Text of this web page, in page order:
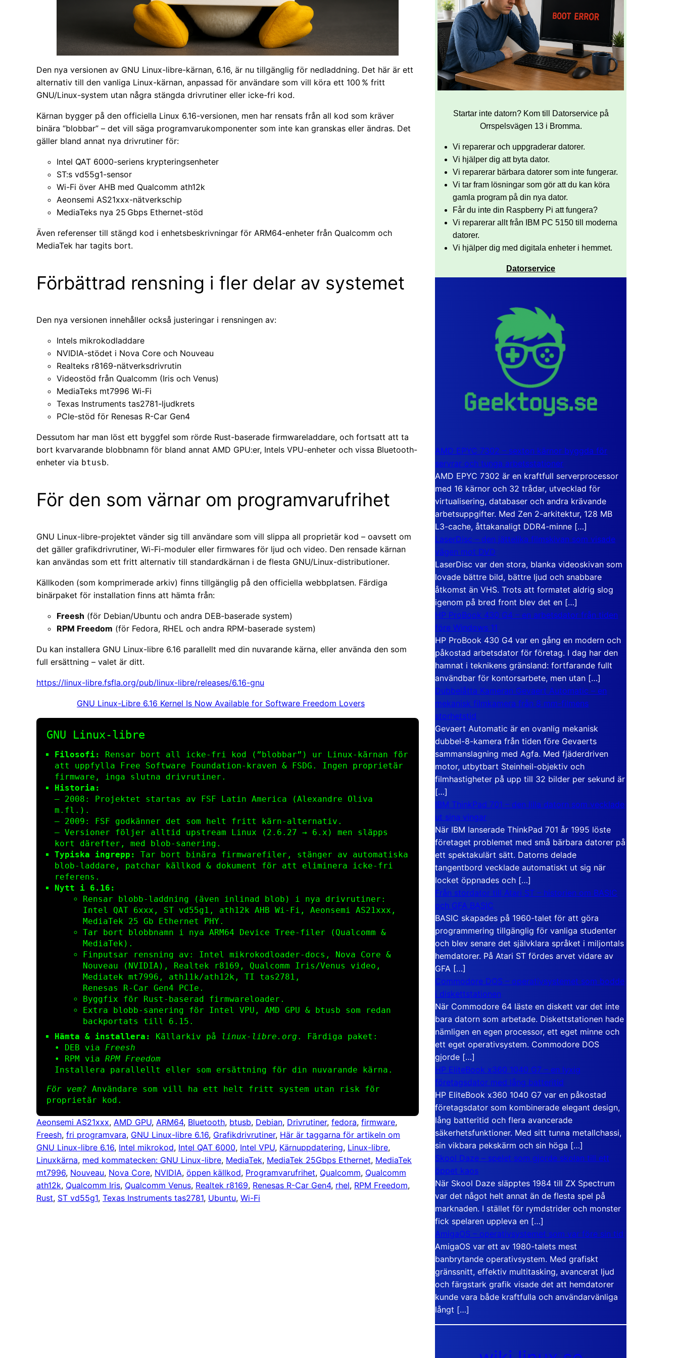
Den nya versionen av GNU Linux-libre-kärnan, 6.16, är nu tillgänglig för nedladdning. Det här är ett
alternativ till den vanliga Linux-kärnan, anpassad för användare som vill köra ett 100 % fritt
GNU/Linux-system utan några stängda drivrutiner eller icke-fri kod.
Kärnan bygger på den officiella Linux 6.16-versionen, men har rensats från all kod som kräver
binära “blobbar” – det vill säga programvarukomponenter som inte kan granskas eller ändras. Det
gäller bland annat nya drivrutiner för:
Intel QAT 6000-seriens krypteringsenheter
ST:s vd55g1-sensor
Wi-Fi över AHB med Qualcomm ath12k
Aeonsemi AS21xxx-nätverkschip
MediaTeks nya 25 Gbps Ethernet-stöd
Även referenser till stängd kod i enhetsbeskrivningar för ARM64-enheter från Qualcomm och
MediaTek har tagits bort.
Förbättrad rensning i fler delar av systemet
Den nya versionen innehåller också justeringar i rensningen av:
Intels mikrokodladdare
NVIDIA-stödet i Nova Core och Nouveau
Realteks r8169-nätverksdrivrutin
Videostöd från Qualcomm (Iris och Venus)
MediaTeks mt7996 Wi-Fi
Texas Instruments tas2781-ljudkrets
PCIe-stöd för Renesas R-Car Gen4
Dessutom har man löst ett byggfel som rörde Rust-baserade firmwareladdare, och fortsatt att ta
bort kvarvarande blobbnamn för bland annat AMD GPU:er, Intels VPU-enheter och vissa Bluetooth-
enheter via btusb.
För den som värnar om programvarufrihet
GNU Linux-libre-projektet vänder sig till användare som vill slippa all proprietär kod – oavsett om
det gäller grafikdrivrutiner, Wi-Fi-moduler eller firmwares för ljud och video. Den rensade kärnan
kan användas som ett fritt alternativ till standardkärnan i de flesta GNU/Linux-distributioner.
Källkoden (som komprimerade arkiv) finns tillgänglig på den officiella webbplatsen. Färdiga
binärpaket för installation finns att hämta från:
Freesh (för Debian/Ubuntu och andra DEB-baserade system)
RPM Freedom (för Fedora, RHEL och andra RPM-baserade system)
Du kan installera GNU Linux-libre 6.16 parallellt med din nuvarande kärna, eller använda den som
full ersättning – valet är ditt.
https://linux-libre.fsfla.org/pub/linux-libre/releases/6.16-gnu
GNU Linux-Libre 6.16 Kernel Is Now Available for Software Freedom Lovers
GNU Linux‑libre
Filosofi:
Rensar bort all icke‑fri kod (”blobbar”) ur Linux‑kärnan för
att uppfylla Free Software Foundation‑kraven & FSDG. Ingen proprietär
firmware, inga slutna drivrutiner.
Historia:
– 2008: Projektet startas av FSF Latin America (Alexandre Oliva
m.fl.).
– 2009: FSF godkänner det som helt fritt kärn‑alternativ.
– Versioner följer alltid upstream Linux ( 2.6.27 → 6.x ) men släpps
kort därefter, med blob‑sanering.
Typiska ingrepp:
Tar bort binära firmware­filer, stänger av automatiska
blob‑laddare, patchar källkod & dokument för att eliminera icke‑fri
referens.
Nytt i 6.16:
Rensar blobb‑laddning (även inlinad blob) i nya drivrutiner:
Intel QAT 6xxx, ST vd55g1, ath12k AHB Wi‑Fi, Aeonsemi AS21xxx,
MediaTek 25 Gb Ethernet PHY.
Tar bort blobbnamn i nya ARM64 Device Tree‑filer (Qualcomm &
MediaTek).
Finputsar rensning av: Intel mikrokod­loader‑docs, Nova Core &
Nouveau (NVIDIA), Realtek r8169, Qualcomm Iris/Venus video,
Mediatek mt7996, ath11k/ath12k, TI tas2781,
Renesas R‑Car Gen4 PCIe.
Byggfix för Rust‑baserad firmware­loader.
Extra blobb‑sanering för Intel VPU, AMD GPU & btusb som redan
backportats till 6.15.
Hämta & installera:
Källarkiv på linux-libre.org . Färdiga paket:
• DEB via Freesh
• RPM via RPM Freedom
Installera parallellt eller som ersättning för din nuvarande kärna.
För vem? Användare som vill ha ett helt fritt system utan risk för
proprietär kod.
Aeonsemi AS21xxx, AMD GPU, ARM64, Bluetooth, btusb, Debian, Drivrutiner, fedora, firmware
Freesh, fri programvara, GNU Linux-libre 6.16, Grafikdrivrutiner, Här är taggarna för artikeln om
GNU Linux-libre 6.16, Intel mikrokod, Intel QAT 6000, Intel VPU, Kärnuppdatering, Linux-libre
Linuxkärna, med kommatecken: GNU Linux-libre, MediaTek, MediaTek 25Gbps Ethernet, MediaTek
mt7996, Nouveau, Nova Core, NVIDIA, öppen källkod, Programvarufrihet, Qualcomm, Qualcomm
ath12k, Qualcomm Iris, Qualcomm Venus, Realtek r8169, Renesas R-Car Gen4, rhel, RPM Freedom
Rust, ST vd55g1, Texas Instruments tas2781, Ubuntu, Wi-Fi
Startar inte datorn? Kom till Datorservice på
Orrspelsvägen 13 i Bromma.
Vi reparerar och uppgraderar datorer.
Vi hjälper dig att byta dator.
Vi reparerar bärbara datorer som inte fungerar.
Vi tar fram lösningar som gör att du kan köra
gamla program på din nya dator.
Får du inte din Raspberry Pi att fungera?
Vi reparerar allt från IBM PC 5150 till moderna
datorer.
Vi hjälper dig med digitala enheter i hemmet.
Datorservice
AMD EPYC 7302 – sexton kärnor byggda för
servrar och tunga arbetsstationer
AMD EPYC 7302 är en kraftfull serverprocessor
med 16 kärnor och 32 trådar, utvecklad för
virtualisering, databaser och andra krävande
arbetsuppgifter. Med Zen 2-arkitektur, 128 MB
L3-cache, åttakanaligt DDR4-minne […]
LaserDisc – den jättelika filmskivan som visade
vägen mot DVD
LaserDisc var den stora, blanka videoskivan som
lovade bättre bild, bättre ljud och snabbare
åtkomst än VHS. Trots att formatet aldrig slog
igenom på bred front blev det en […]
HP ProBook 430 G4 – en arbetsdator från tiden
före Windows 11
HP ProBook 430 G4 var en gång en modern och
påkostad arbetsdator för företag. I dag har den
hamnat i teknikens gränsland: fortfarande fullt
användbar för kontorsarbete, men utan […]
Dubbelåtta Kameran Gevaert Automatic – en
mekanisk filmkamera från 8 mm-filmens
storhetstid
Gevaert Automatic är en ovanlig mekanisk
dubbel-8-kamera från tiden före Gevaerts
sammanslagning med Agfa. Med fjäderdriven
motor, utbytbart Steinheil-objektiv och
filmhastigheter på upp till 32 bilder per sekund är
[…]
IBM ThinkPad 701 – den lilla datorn som vecklade
ut sina vingar
När IBM lanserade ThinkPad 701 år 1995 löste
företaget problemet med små bärbara datorer på
ett spektakulärt sätt. Datorns delade
tangentbord vecklade automatiskt ut sig när
locket öppnades och […]
Från stordator till Atari ST – historien om BASIC
och GFA BASIC
BASIC skapades på 1960-talet för att göra
programmering tillgänglig för vanliga studenter
och blev senare det självklara språket i miljontals
hemdatorer. På Atari ST fördes arvet vidare av
GFA […]
Commodore DOS – operativsystemet som bodde
i diskettstationen
När Commodore 64 läste en diskett var det inte
bara datorn som arbetade. Diskettstationen hade
nämligen en egen processor, ett eget minne och
ett eget operativsystem. Commodore DOS
gjorde […]
HP EliteBook x360 1040 G7 – en lyxig
företagsdator med lång batteritid
HP EliteBook x360 1040 G7 var en påkostad
företagsdator som kombinerade elegant design,
lång batteritid och flera avancerade
säkerhetsfunktioner. Med sitt tunna metallchassi,
sin vikbara pekskärm och sin höga […]
Skool Daze – spelet som gjorde skolan till ett
öppet kaos
När Skool Daze släpptes 1984 till ZX Spectrum
var det något helt annat än de flesta spel på
marknaden. I stället för rymdstrider och monster
fick spelaren uppleva en […]
AmigaOS – operativsystemet som var före sin tid
AmigaOS var ett av 1980-talets mest
banbrytande operativsystem. Med grafiskt
gränssnitt, effektiv multitasking, avancerat ljud
och färgstark grafik visade det att hemdatorer
kunde vara både kraftfulla och användarvänliga
långt […]